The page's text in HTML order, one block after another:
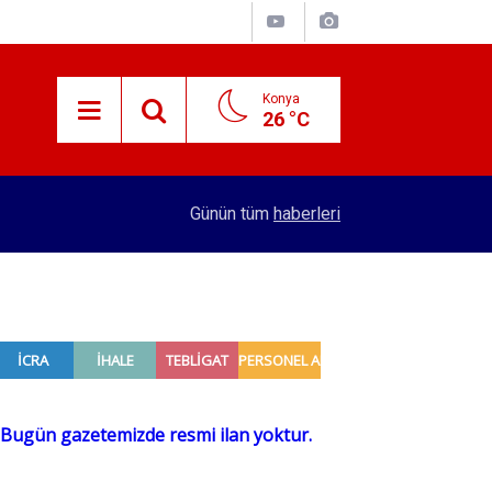
Konya
26 °C
Konyalı patron 70 bin TL maaşla personel
Günün tüm haberleri